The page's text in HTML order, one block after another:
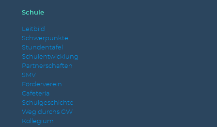
Schule
Leitbild
Schwerpunkte
Stundentafel
Schulentwicklung
Partnerschaften
SMV
Förderverein
Cafeteria
Schulgeschichte
Weg durchs GW
Kollegium